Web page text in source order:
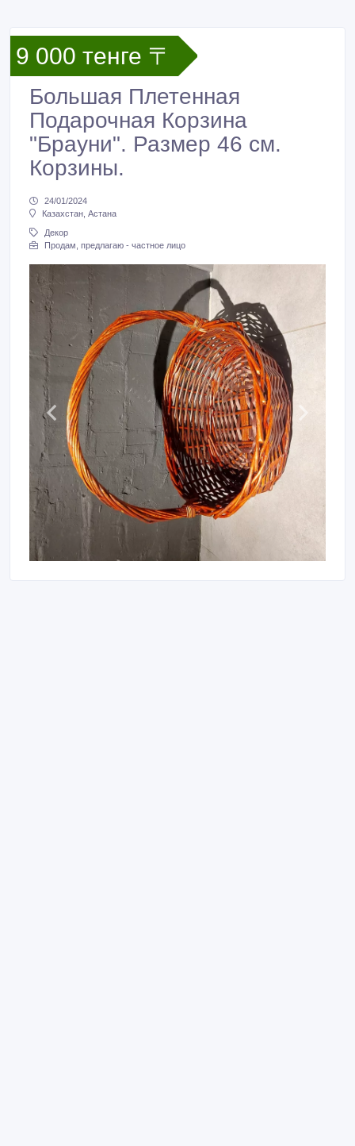
9 000 тенге 〒
Большая Плетенная
Подарочная Корзина
"Брауни". Размер 46 см.
Корзины.
24/01/2024
Казахстан, Астана
Декор
Продам, предлагаю - частное лицо